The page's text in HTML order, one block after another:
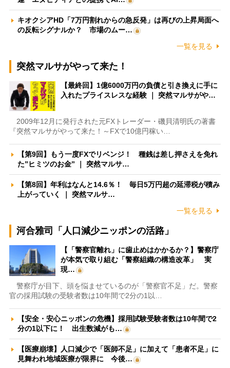
キオクシアHD「7万円割れからの急反発」は再びの上昇局面へ
の反転シグナルか？ 市場のムー…
一覧を見る
突然マルサがやって来た！
【最終回】1億6000万円の負債と引き換えに手に
入れたプライスレスな経験 ｜ 突然マルサがや…
2009年12月に発行された元FXトレーダー・磯貝清明氏の著書
『突然マルサがやって来た！～FXで10億円稼い…
【第9回】もう一度FXでリベンジ！ 種銭は差し押さえを免れ
た”ヒミツのお金” ｜ 突然マルサ…
【第8回】年利はなんと14.6％！ 毎日5万円超の延滞税が積み
上がっていく ｜ 突然マルサ…
一覧を見る
河合雅司「人口減少ニッポンの活路」
【「警察官離れ」に歯止めはかかるか？】警察庁
が本気で取り組む「警察組織の構造改革」 実
現…
警察庁が目下、頭を悩ませているのが「警察官不足」だ。警察
官の採用試験の受験者数は10年間で2分の1以…
【安全・安心ニッポンの危機】採用試験受験者数は10年間で2
分の1以下に！ 出生数減がも…
【医療崩壊】人口減少で「医師不足」に加えて「患者不足」に
見舞われ地域医療が限界に 今後…